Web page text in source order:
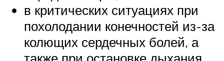
в критических ситуациях при
похолодании конечностей из-за
колющих сердечных болей, а